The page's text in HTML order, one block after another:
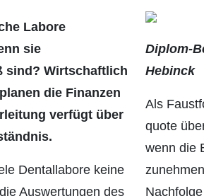
Labore
sie
sind? Wirtschaftlich
die Finanzen
verfügt über
Dentallabore keine
Auswertungen des
Diplom-
Hebinck
Als
quote
wenn die